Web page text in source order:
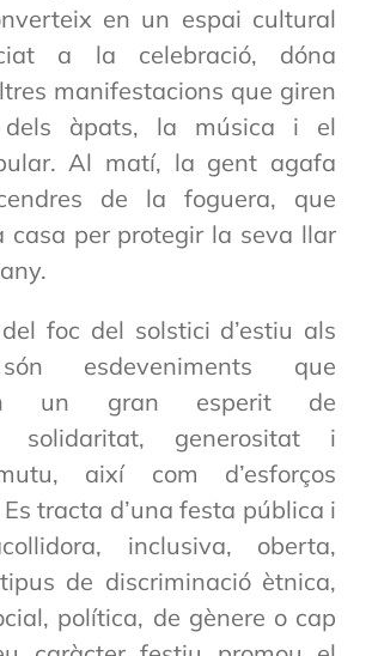
en un espai cultural
a la celebració, dóna
manifestacions que giren
àpats, la música i el
Al matí, la gent agafa
de la foguera, que
casa per protegir la seva llar
foc del solstici d’estiu als
esdeveniments que
un gran esperit de
solidaritat, generositat i
així com d’esforços
tracta d’una festa pública i
inclusiva, oberta,
de discriminació ètnica,
política, de gènere o cap